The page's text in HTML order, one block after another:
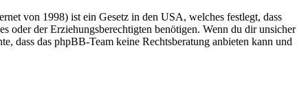
von 1998) ist ein Gesetz in den USA, welches festlegt, dass
oder der Erziehungsberechtigten benötigen. Wenn du dir unsicher
dass das phpBB-Team keine Rechtsberatung anbieten kann und